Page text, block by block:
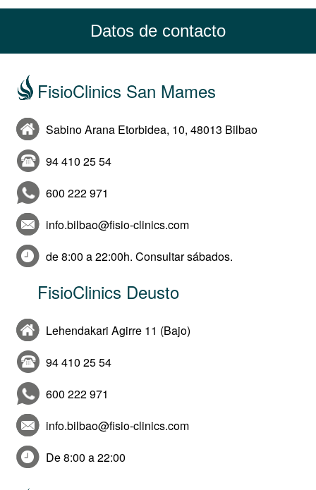
Datos de contacto
FisioClinics San Mames
Sabino Arana Etorbidea, 10, 48013 Bilbao
94 410 25 54
600 222 971
info.bilbao@fisio-clinics.com
de 8:00 a 22:00h. Consultar sábados.
FisioClinics Deusto
Lehendakari Agirre 11 (Bajo)
94 410 25 54
600 222 971
info.bilbao@fisio-clinics.com
De 8:00 a 22:00